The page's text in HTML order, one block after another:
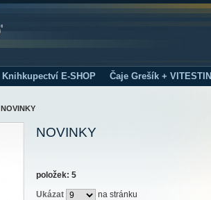
Knihkupectví E-SHOP Čaje Grešík + VITESTIN
NOVINKY
NOVINKY
položek: 5
Ukázat
na stránku